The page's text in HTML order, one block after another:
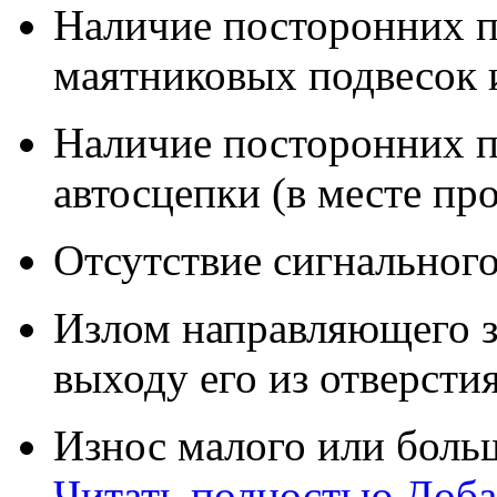
Наличие посторонних
маятниковых
Наличие посторонних
автосцепки (в месте
Отсутствие
Излом направляющего
выходу его из
Износ малого или